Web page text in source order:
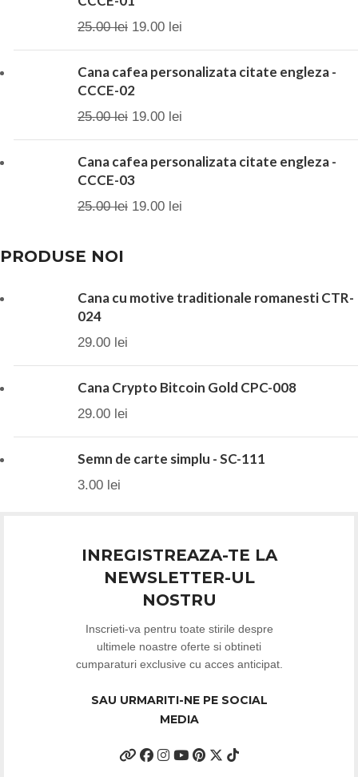
25.00lei 19.00 lei
Cana cafea personalizata citate engleza -
CCCE-02
25.00lei 19.00 lei
Cana cafea personalizata citate engleza -
CCCE-03
25.00lei 19.00 lei
PRODUSE NOI
Cana cu motive traditionale romanesti CTR-
024
29.00 lei
Cana Crypto Bitcoin Gold CPC-008
29.00 lei
Semn de carte simplu - SC-111
3.00 lei
INREGISTREAZA-TE LA
NEWSLETTER-UL
NOSTRU
Inscrieti-va pentru toate stirile despre
ultimele noastre oferte si obtineti
cumparaturi exclusive cu acces anticipat.
SAU URMARITI-NE PE SOCIAL
MEDIA